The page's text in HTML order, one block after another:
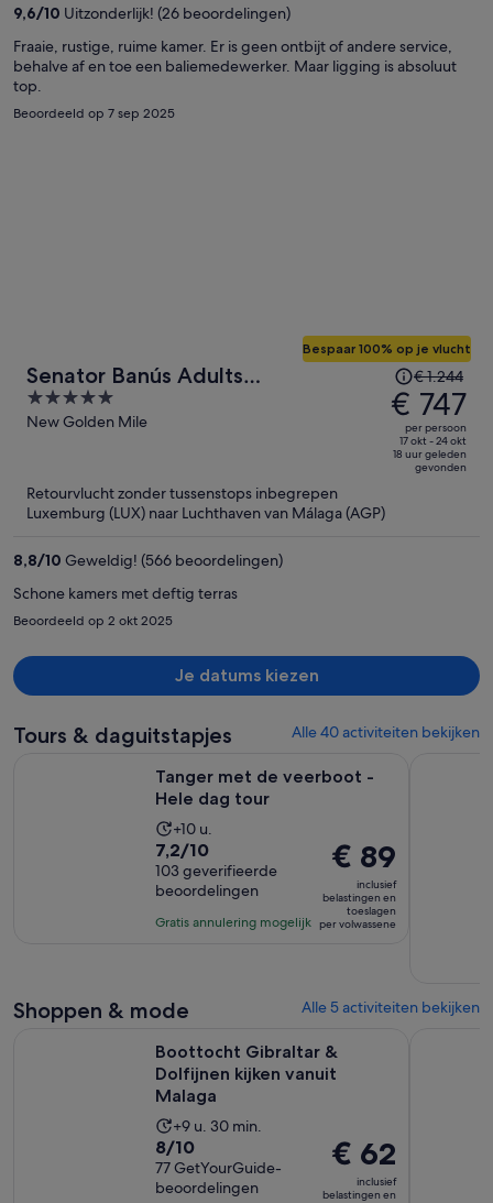
per
persoon
9,6/10 Uitzonderlijk! (26 beoordelingen)
Fraaie, rustige, ruime kamer. Er is geen ontbijt of andere service,
behalve af en toe een baliemedewerker. Maar ligging is absoluut
top.
Beoordeeld op 7 sep 2025
Senator Banús Adults
Recomended
5
out
New Golden Mile
Bespaar 100% op je vlucht
De
prijs
was
€ 1.244,
de
€ 1.244
€ 747
per persoon
17 okt - 24 okt
18 uur geleden
gevonden
Retourvlucht zonder tussenstops inbegrepen
Luxemburg (LUX) naar Luchthaven van Málaga (AGP)
8,8/10 Geweldig! (566 beoordelingen)
Schone kamers met deftig terras
Beoordeeld op 2 okt 2025
Je datums kiezen
Tours & daguitstapjes Alle 40 activiteiten bekijken
Tanger met de veerboot -
Hele dag tour
De
activiteit
duurt
10
uur
+10 u.
7.2
van
10
met
7,2/10
103 geverifieerde
beoordelingen
Gratis annulering mogelijk
De
prijs
is
€ 89
€ 89
inclusief
belastingen en
toeslagen
per volwassene
Shoppen & mode Alle 5 activiteiten bekijken
Boottocht Gibraltar &
Dolfijnen kijken vanuit
Malaga
De
activiteit
duurt
9
+9 u. 30 min.
8.0
van
10
8/10
77 GetYourGuide-
beoordelingen
De
prijs
is
€ 62
inclusief
belastingen en